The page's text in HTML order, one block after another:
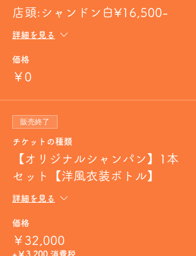
店頭:シャンドン白¥16,500-
詳細を見る
価格
￥0
販売終了
チケットの種類
【オリジナルシャンパン】1本
セット【洋風衣装ボトル】
詳細を見る
価格
￥32,000
+￥3,200 消費税